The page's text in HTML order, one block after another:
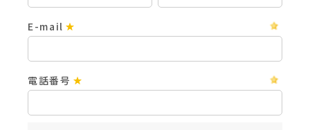
E-mail
電話番号